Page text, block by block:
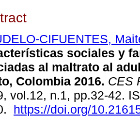
CIFUENTES,
sociales y
al maltrato al
Colombia 2016. CES
vol.12, n.1, pp.32-42.
https://doi.org/